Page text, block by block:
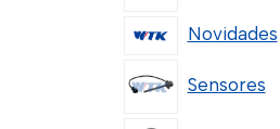
Novidades
Sensores